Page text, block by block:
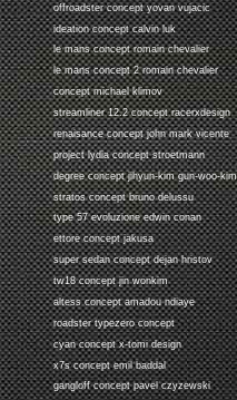
offroadster concept yovan vujacic
ideation concept calvin luk
le mans concept romain chevalier
le mans concept 2 romain chevalier
concept michael klimov
streamliner 12.2 concept racerxdesign
renaisance concept john mark vicente
project lydia concept stroetmann
degree concept jihyun-kim gun-woo-kim
stratos concept bruno delussu
type 57 evoluzione edwin conan
ettore concept jakusa
super sedan concept dejan hristov
tw18 concept jin wonkim
altess concept amadou ndiaye
roadster typezero concept
cyan concept x-tomi design
x7s concept emil baddal
gangloff concept pavel czyzewski